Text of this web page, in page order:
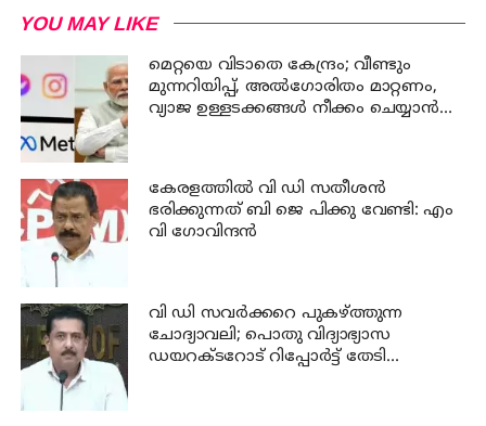
YOU MAY LIKE
മെറ്റയെ വിടാതെ കേന്ദ്രം; വീണ്ടും
മുന്നറിയിപ്പ്, അൽഗോരിതം മാറ്റണം,
വ്യാജ ഉള്ളടക്കങ്ങൾ നീക്കം ചെയ്യാൻ
കേരളത്തില്‍ വി ഡി സതീശന്‍
ഭരിക്കുന്നത് ബി ജെ പിക്കു വേണ്ടി: എം
വി ഗോവിന്ദന്‍
വി ഡി സവര്‍ക്കറെ പുകഴ്ത്തുന്ന
ചോദ്യാവലി; പൊതു വിദ്യാഭ്യാസ
ഡയറക്ടറോട് റിപ്പോര്‍ട്ട് തേടി